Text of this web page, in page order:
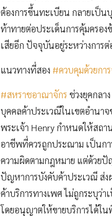
ต้องการขึ้นทะเบียน กลายเป็น
ท้าทายต่อประเด็นการคุ้มครอ
เสียอีก ปัจจุบันอยู่ระหว่างการ
แนวทางที่สอง #ควบคุมด้วยกา
#สหราชอาณาจักร ช่วงยุคกล
บุคคลค้าประเวณีในเขตอำนา
พระเจ้า Henry กำหนดให้สถ
อาชีพที่ควรถูกประณาม เป็นกา
ความผิดตามกฎหมาย แต่ด้วย
ปัญหาการบังคับค้าประเวณี ส่
ค้าบริการทางเพศ ไม่ถูกระบุว่
โดยอนุญาตให้ขายบริการได้